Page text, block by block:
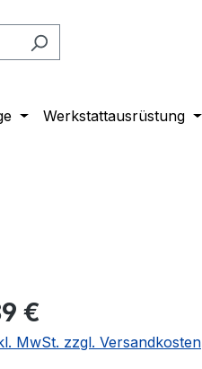
Werkstattausrüstung
€
MwSt. zzgl. Versandkosten